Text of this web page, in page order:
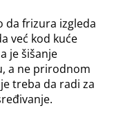
da frizura izgleda
već kod kuće
je šišanje
a ne prirodnom
treba da radi za